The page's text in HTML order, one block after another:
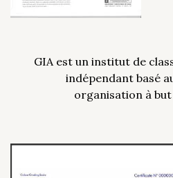
GIA est un institut de
indépendant basé
organisation à